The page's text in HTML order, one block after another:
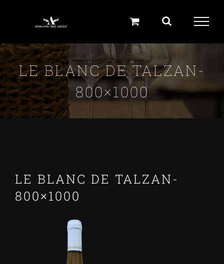
content
LE BLANC DE TALZAN-
800×1000
LE BLANC DE TALZAN-
800×1000